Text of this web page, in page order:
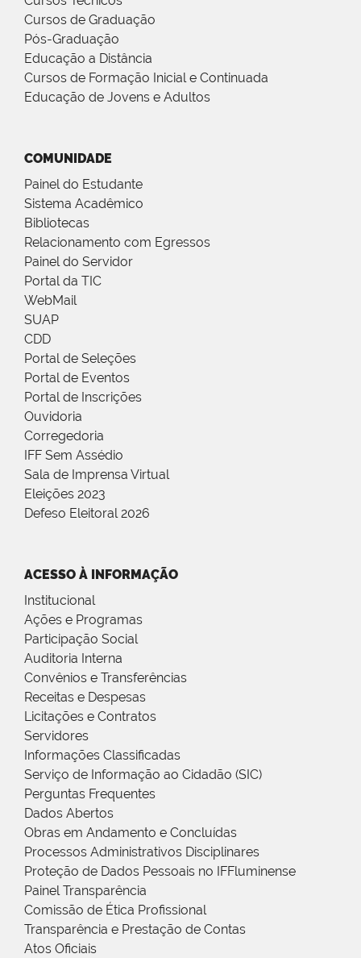
Cursos de Graduação
Pós-Graduação
Educação a Distância
Cursos de Formação Inicial e Continuada
Educação de Jovens e Adultos
COMUNIDADE
Painel do Estudante
Sistema Acadêmico
Bibliotecas
Relacionamento com Egressos
Painel do Servidor
Portal da TIC
WebMail
SUAP
CDD
Portal de Seleções
Portal de Eventos
Portal de Inscrições
Ouvidoria
Corregedoria
IFF Sem Assédio
Sala de Imprensa Virtual
Eleições 2023
Defeso Eleitoral 2026
ACESSO À INFORMAÇÃO
Institucional
Ações e Programas
Participação Social
Auditoria Interna
Convênios e Transferências
Receitas e Despesas
Licitações e Contratos
Servidores
Informações Classificadas
Serviço de Informação ao Cidadão (SIC)
Perguntas Frequentes
Dados Abertos
Obras em Andamento e Concluídas
Processos Administrativos Disciplinares
Proteção de Dados Pessoais no IFFluminense
Painel Transparência
Comissão de Ética Profissional
Transparência e Prestação de Contas
Atos Oficiais